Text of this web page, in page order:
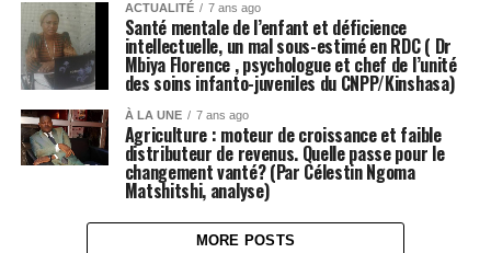
ACTUALITÉ 7 ans ago
Santé mentale de l’enfant et déficience
intellectuelle, un mal sous-estimé en RDC ( Dr
Mbiya Florence , psychologue et chef de l’unité
des soins infanto-juveniles du CNPP/Kinshasa)
À LA UNE 7 ans ago
Agriculture : moteur de croissance et faible
distributeur de revenus. Quelle passe pour le
changement vanté? (Par Célestin Ngoma
Matshitshi, analyse)
MORE POSTS